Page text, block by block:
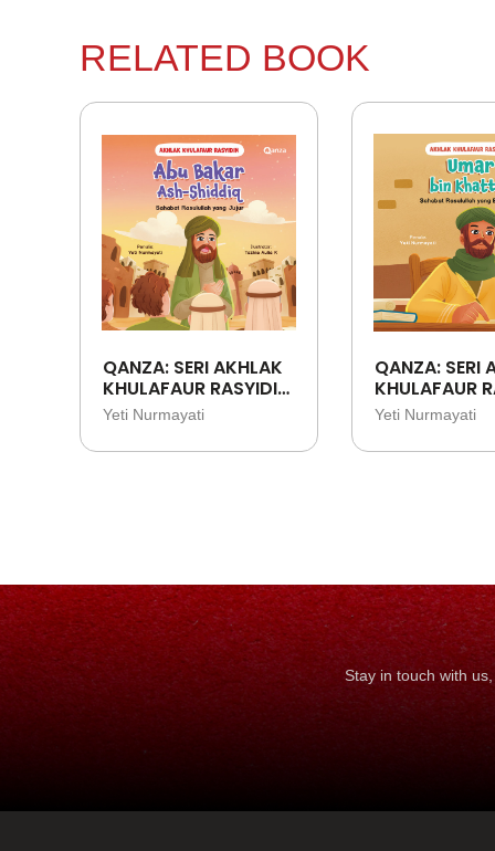
RELATED BOOK
QANZA: SERI AKHLAK
KHULAFAUR RASYIDIN:
ABU BAKAR ASH-
SHIDDIQ - SAHABAT
RASULULLAH YANG
Yeti Nurmayati
QANZA: SERI
KHULAFAUR
UMAR BIN
SAHABAT
RASULULLAH
Yeti Nurmayati
Stay in touch with